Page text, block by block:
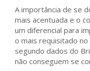
A importância de se
mais acentuada e o
um diferencial para
o mais requisitado
segundo dados do
não conseguem se